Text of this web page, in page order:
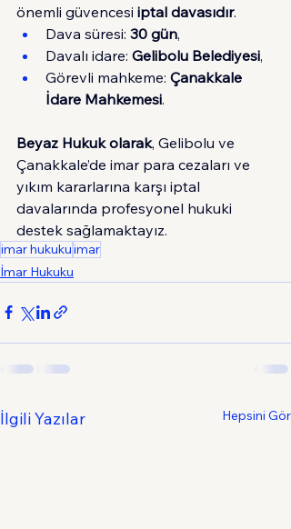
önemli güvencesi iptal davasıdır.
Dava süresi: 30 gün,
Davalı idare: Gelibolu Belediyesi,
Görevli mahkeme: Çanakkale
İdare Mahkemesi.
Beyaz Hukuk olarak, Gelibolu ve
Çanakkale’de imar para cezaları ve
yıkım kararlarına karşı iptal
davalarında profesyonel hukuki
destek sağlamaktayız.
imar hukukuimar
İmar Hukuku
İlgili Yazılar Hepsini Gör